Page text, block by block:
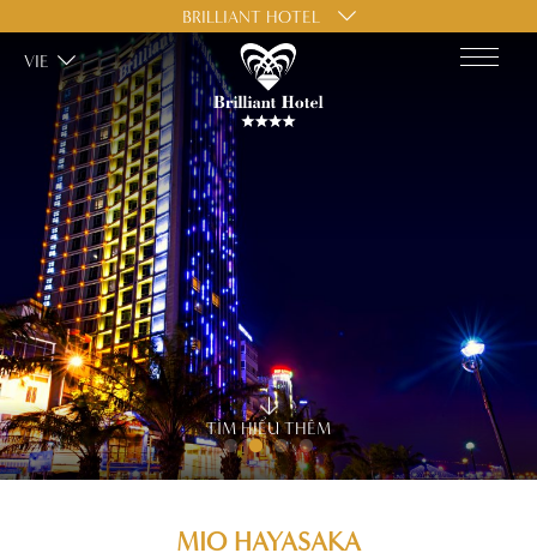
TÌM HIỂU THÊM
VIE
BRILLIANT HOTEL
MIO HAYASAKA